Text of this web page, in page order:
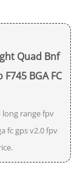
Quad Bnf
BGA FC
long range fpv
fc gps v2.0 fpv